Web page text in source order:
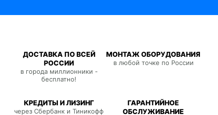
ДОСТАВКА ПО ВСЕЙ
РОССИИ
в города миллионники -
бесплатно!
МОНТАЖ ОБОРУДОВАНИЯ
в любой точке по России
КРЕДИТЫ И ЛИЗИНГ
через Сбербанк и Тиникофф
ГАРАНТИЙНОЕ
ОБСЛУЖИВАНИЕ